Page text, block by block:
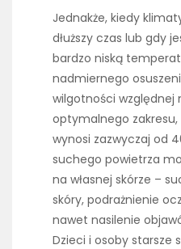
Jednakże, kiedy
dłuższy czas lub gdy
bardzo niską
nadmiernego
wilgotności względnej
optymalnego zakresu,
wynosi zazwyczaj od
suchego powietrza
na własnej skórze –
skóry, podrażnienie
nawet nasilenie
Dzieci i osoby starsze